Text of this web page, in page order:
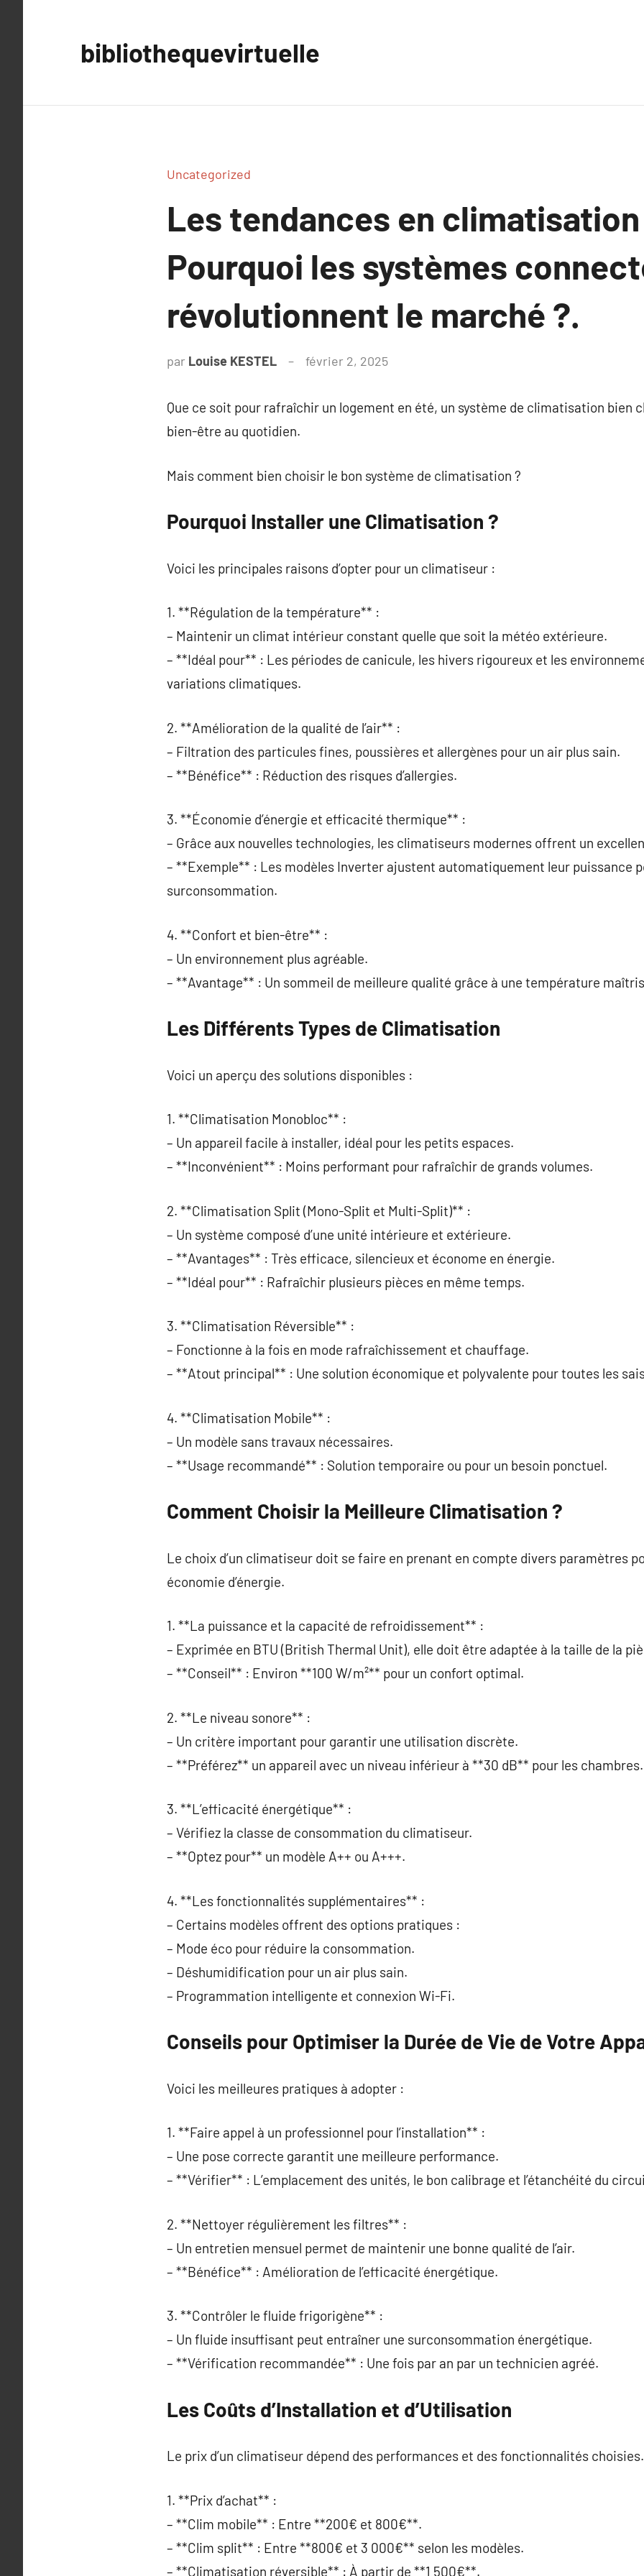
bibliothequevirtuelle
Uncategorized
Les tendances en
Pourquoi les systèmes
révolutionnent le marché ?.
par Louise KESTEL février 2, 2025
Que ce soit pour rafraîchir un logement en été, un système de climatisation bien
bien-être au quotidien.
Mais comment bien choisir le bon système de climatisation ?
Pourquoi Installer une Climatisation ?
Voici les principales raisons d’opter pour un climatiseur :
1. **Régulation de la température** :
– Maintenir un climat intérieur constant quelle que soit la météo extérieure.
– **Idéal pour** : Les périodes de canicule, les hivers rigoureux et les
variations climatiques.
2. **Amélioration de la qualité de l’air** :
– Filtration des particules fines, poussières et allergènes pour un air plus sain.
– **Bénéfice** : Réduction des risques d’allergies.
3. **Économie d’énergie et efficacité thermique** :
– Grâce aux nouvelles technologies, les climatiseurs modernes offrent un
– **Exemple** : Les modèles Inverter ajustent automatiquement leur puissance
surconsommation.
4. **Confort et bien-être** :
– Un environnement plus agréable.
– **Avantage** : Un sommeil de meilleure qualité grâce à une température
Les Différents Types de Climatisation
Voici un aperçu des solutions disponibles :
1. **Climatisation Monobloc** :
– Un appareil facile à installer, idéal pour les petits espaces.
– **Inconvénient** : Moins performant pour rafraîchir de grands volumes.
2. **Climatisation Split (Mono-Split et Multi-Split)** :
– Un système composé d’une unité intérieure et extérieure.
– **Avantages** : Très efficace, silencieux et économe en énergie.
– **Idéal pour** : Rafraîchir plusieurs pièces en même temps.
3. **Climatisation Réversible** :
– Fonctionne à la fois en mode rafraîchissement et chauffage.
– **Atout principal** : Une solution économique et polyvalente pour toutes les
4. **Climatisation Mobile** :
– Un modèle sans travaux nécessaires.
– **Usage recommandé** : Solution temporaire ou pour un besoin ponctuel.
Comment Choisir la Meilleure Climatisation ?
Le choix d’un climatiseur doit se faire en prenant en compte divers paramètres
économie d’énergie.
1. **La puissance et la capacité de refroidissement** :
– Exprimée en BTU (British Thermal Unit), elle doit être adaptée à la taille de la
– **Conseil** : Environ **100 W/m²** pour un confort optimal.
2. **Le niveau sonore** :
– Un critère important pour garantir une utilisation discrète.
– **Préférez** un appareil avec un niveau inférieur à **30 dB** pour les chambres.
3. **L’efficacité énergétique** :
– Vérifiez la classe de consommation du climatiseur.
– **Optez pour** un modèle A++ ou A+++.
4. **Les fonctionnalités supplémentaires** :
– Certains modèles offrent des options pratiques :
– Mode éco pour réduire la consommation.
– Déshumidification pour un air plus sain.
– Programmation intelligente et connexion Wi-Fi.
Conseils pour Optimiser la Durée de Vie de Votre
Voici les meilleures pratiques à adopter :
1. **Faire appel à un professionnel pour l’installation** :
– Une pose correcte garantit une meilleure performance.
– **Vérifier** : L’emplacement des unités, le bon calibrage et l’étanchéité du
2. **Nettoyer régulièrement les filtres** :
– Un entretien mensuel permet de maintenir une bonne qualité de l’air.
– **Bénéfice** : Amélioration de l’efficacité énergétique.
3. **Contrôler le fluide frigorigène** :
– Un fluide insuffisant peut entraîner une surconsommation énergétique.
– **Vérification recommandée** : Une fois par an par un technicien agréé.
Les Coûts d’Installation et d’Utilisation
Le prix d’un climatiseur dépend des performances et des fonctionnalités choisies.
1. **Prix d’achat** :
– **Clim mobile** : Entre **200€ et 800€**.
– **Clim split** : Entre **800€ et 3 000€** selon les modèles.
– **Climatisation réversible** : À partir de **1 500€**.